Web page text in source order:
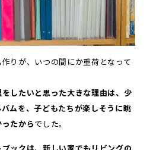
りが、いつの間にか重荷となって
をしたいと思った大きな理由は、少
ムを、子どもたちが楽しそうに眺
たからでした。